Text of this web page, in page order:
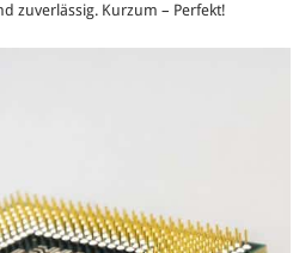
zuverlässig. Kurzum – Perfekt!